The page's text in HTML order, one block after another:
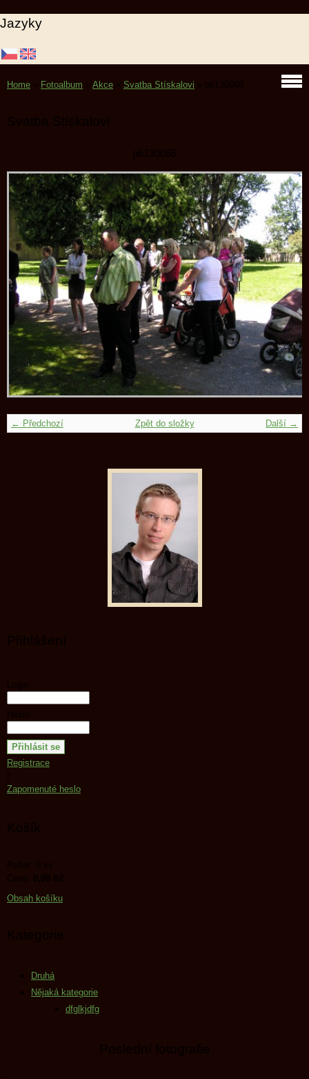
Jazyky
Home Fotoalbum Akce Svatba Stískalovi p6130068
Svatba Stískalovi
p6130068
← Předchozí Další →
Zpět do složky
Přihlášení
Login:
Heslo:
Registrace
Zapomenuté heslo
Košík
Počet: 0 ks
Cena:
0,00 Kč
Obsah košíku
Kategorie
Druhá
Nějaká kategorie
dfglkjdfg
Poslední fotografie